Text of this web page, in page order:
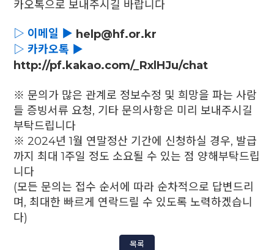
카오톡으로 보내주시길 바랍니다
▷ 이 메일 ▶ help@hf.or.kr
▷ 카카오톡 ▶
http://pf.kakao.com/_RxlHJu/chat
※ 문의가 많은 관계로 정보수정 및 희망을 파는 사람
들 증빙서류 요청, 기타 문의사항은 미리 보내주시길
부탁드립니다
※ 2024년 1월 연말정산 기간에 신청하실 경우, 발급
까지 최대 1주일 정도 소요될 수 있는 점 양해부탁드립
니다
(모든 문의는 접수 순서에 따라 순차적으로 답변드리
며, 최대한 빠르게 연락드릴 수 있도록 노력하겠습니
다)
목록